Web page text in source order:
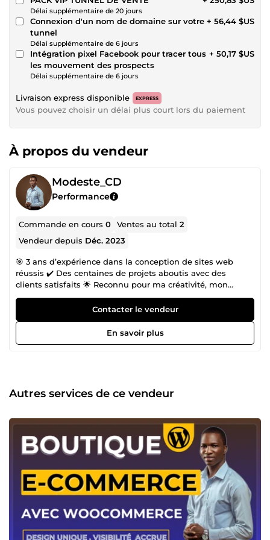
Délai supplémentaire de 20 jours
Connexion d'un nom de domaine sur votre
tunnel
Délai supplémentaire de 6 jours
+ 56,44 $US
Intégration pixel Facebook pour tracer tous
les mouvement des prospects
Délai supplémentaire de 6 jours
+ 50,17 $US
Livraison express disponible EXPRESS
Vous pouvez choisir un délai plus court lors du paiement
À propos du vendeur
Modeste_CD
Performance
Commande en cours0 Ventes au total2
Vendeur depuis Déc. 2023
🎯 3 ans d’expérience dans la conception de sites web
réussis ✔️ Des centaines de projets aboutis avec des
clients satisfaits 🌟 Reconnu pour ma créativité, mon
écoute et mon attention aux détails. Bienvenue sur mon
profil ! Vous avez besoin d’un site internet moderne,
attrayant et optimisé pour développer votre activité ? Je
suis là pour vous accompagner. 🔧 Mes services : 💻
Création de sites web professionnels 🔄 Refonte complète
Wix : pour des solutions simples et rapides Shopify : pour
designs élégants et intuitifs WooCommerce : pour vos
besoins e-commerce avancés SEO : pour booster votre
classement sur les moteurs de recherche Qui suis-je ? Je
suis Cossi Modeste, passionné par la création de sites
internet et fort de 3 années d’expérience, dont 2 au sein
d’une agence de marketing digital. En tant que freelance,
je mets mes compétences au service des entreprises et
entrepreneurs pour transformer leurs idées en sites
performants et uniques. ✨ Ma mission : Vous offrir un site
web qui reflète votre vision, attire vos clients et répond à
Contacter le vendeur
En savoir plus
Autres services de ce vendeur